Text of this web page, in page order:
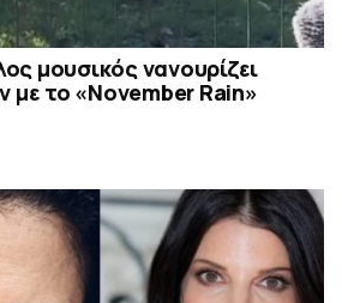
μουσικός νανουρίζει
με το «November Rain»